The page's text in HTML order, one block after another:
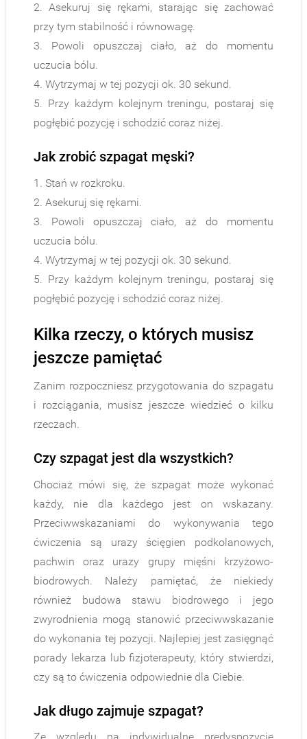
2. Asekuruj się rękami, starając się zachować
przy tym stabilność i równowagę.
3. Powoli opuszczaj ciało, aż do momentu
uczucia bólu.
4. Wytrzymaj w tej pozycji ok. 30 sekund.
5. Przy każdym kolejnym treningu, postaraj się
pogłębić pozycję i schodzić coraz niżej.
Jak zrobić szpagat męski?
1. Stań w rozkroku.
2. Asekuruj się rękami.
3. Powoli opuszczaj ciało, aż do momentu
uczucia bólu.
4. Wytrzymaj w tej pozycji ok. 30 sekund.
5. Przy każdym kolejnym treningu, postaraj się
pogłębić pozycję i schodzić coraz niżej.
Kilka rzeczy, o których musisz
jeszcze pamiętać
Zanim rozpoczniesz przygotowania do szpagatu
i rozciągania, musisz jeszcze wiedzieć o kilku
rzeczach.
Czy szpagat jest dla wszystkich?
Chociaż mówi się, że szpagat może wykonać
każdy, nie dla każdego jest on wskazany.
Przeciwwskazaniami do wykonywania tego
ćwiczenia są urazy ścięgien podkolanowych,
pachwin oraz urazy grupy mięśni krzyżowo-
biodrowych. Należy pamiętać, że niekiedy
również budowa stawu biodrowego i jego
zwyrodnienia mogą stanowić przeciwwskazanie
do wykonania tej pozycji. Najlepiej jest zasięgnąć
porady lekarza lub fizjoterapeuty, który stwierdzi,
czy są to ćwiczenia odpowiednie dla Ciebie.
Jak długo zajmuje szpagat?